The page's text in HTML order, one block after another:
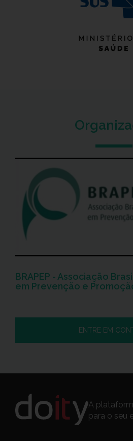
BRAPEP - Associação
em Prevenção e
ENTRE EM
A
para o seu